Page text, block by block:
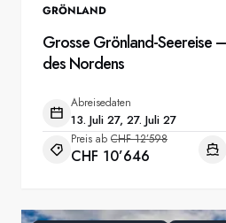
GRÖNLAND
Grosse Grönland-Seereise
des Nordens
Abreisedaten
13. Juli 27, 27. Juli 27
Preis ab CHF 12’598
CHF 10’646